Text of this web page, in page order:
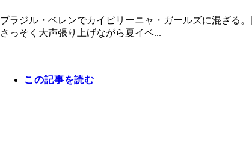
ブラジル・ベレンでカイピリーニャ・ガールズに混ざる
さっそく大声張り上げながら夏イベ...
この記事を読む